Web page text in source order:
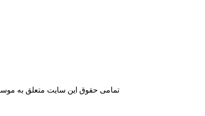
تمامی حقوق این سایت متعلق به